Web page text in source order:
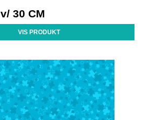
v/ 30 CM
VIS PRODUKT